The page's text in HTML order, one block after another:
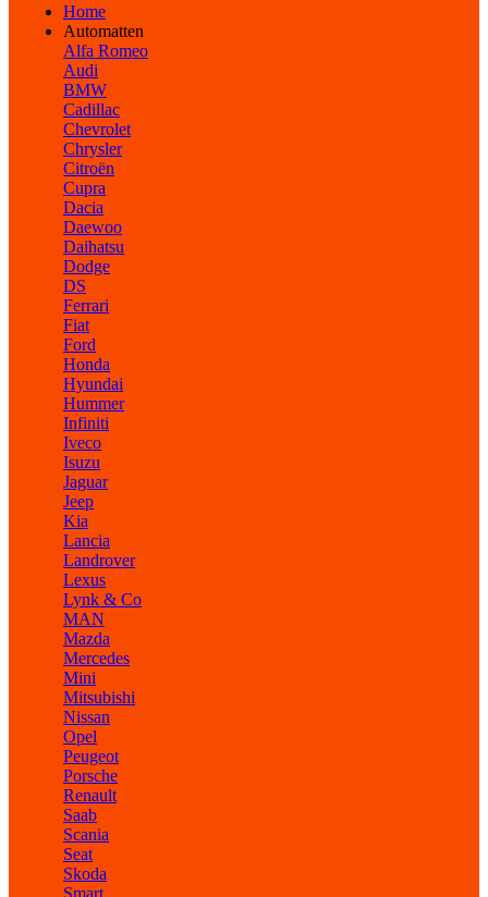
Home
Automatten
Alfa Romeo
Audi
BMW
Cadillac
Chevrolet
Chrysler
Citroën
Cupra
Dacia
Daewoo
Daihatsu
Dodge
DS
Ferrari
Fiat
Ford
Honda
Hyundai
Hummer
Infiniti
Iveco
Isuzu
Jaguar
Jeep
Kia
Lancia
Landrover
Lexus
Lynk & Co
MAN
Mazda
Mercedes
Mini
Mitsubishi
Nissan
Opel
Peugeot
Porsche
Renault
Saab
Scania
Seat
Skoda
Smart